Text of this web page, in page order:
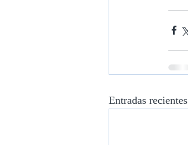
Entradas recientes